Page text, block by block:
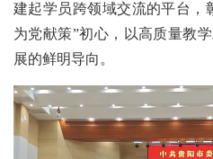
建起学员跨领域交流的平台，
为党献策”初心，以高质量教
展的鲜明导向。